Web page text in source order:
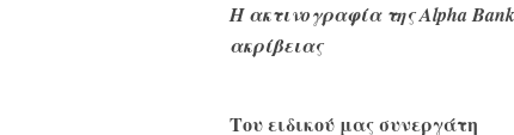
Η ακτινογραφία της Alpha
ακρίβειας
Του ειδικού μας συνεργάτη